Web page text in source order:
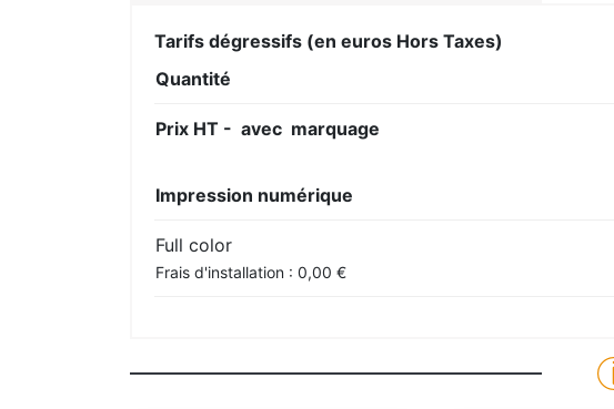
Tarifs dégressifs (en euros Hors Taxes)
Quantité
Prix HT - avec marquage
Impression numérique
Full color
Frais d'installation : 0,00 €